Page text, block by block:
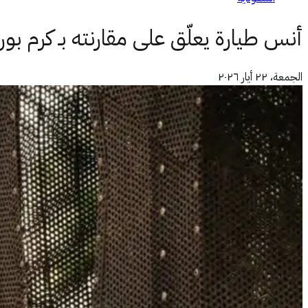
أنس طيارة يعلّق على مقارنته بـ كرم
الجمعة، ٢٢ أيار ٢٠٢٦